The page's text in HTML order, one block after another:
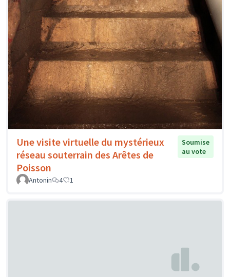
Une visite virtuelle du mystérieux
réseau souterrain des Arêtes de
Poisson
Soumise
au vote
Antonin 4 1